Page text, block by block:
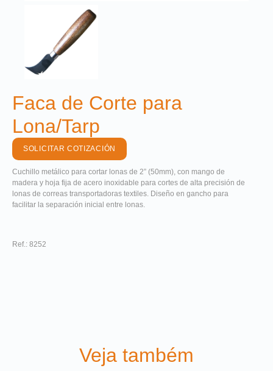
Faca de Corte para
Lona/Tarp
SOLICITAR COTIZACIÓN
Cuchillo metálico para cortar lonas de 2” (50mm), con mango de
madera y hoja fija de acero inoxidable para cortes de alta precisión de
lonas de correas transportadoras textiles. Diseño en gancho para
facilitar la separación inicial entre lonas.
Ref.: 8252
Veja também